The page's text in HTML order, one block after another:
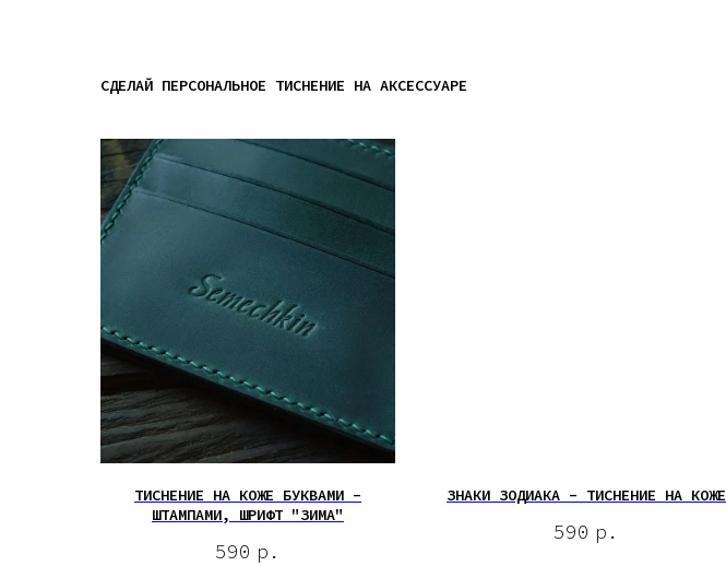
СДЕЛАЙ ПЕРСОНАЛЬНОЕ ТИСНЕНИЕ НА АКСЕССУАРЕ
ТИСНЕНИЕ НА КОЖЕ БУКВАМИ -
ШТАМПАМИ, ШРИФТ "ЗИМА"
590 р.
ЗНАКИ ЗОДИАКА - ТИСНЕНИЕ НА КОЖЕ
590 р.